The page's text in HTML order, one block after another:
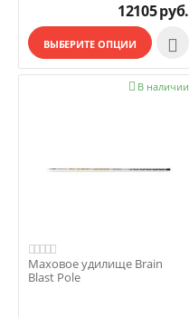
12105руб.
ВЫБЕРИТЕ ОПЦИИ 
В наличии

Маховое удилище Brain
Blast Pole